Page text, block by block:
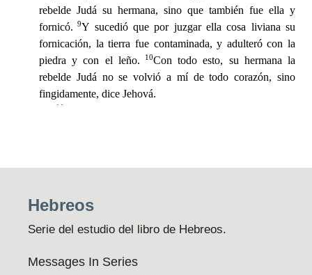
Hebreos
Serie del estudio del libro de Hebreos.
Messages In Series